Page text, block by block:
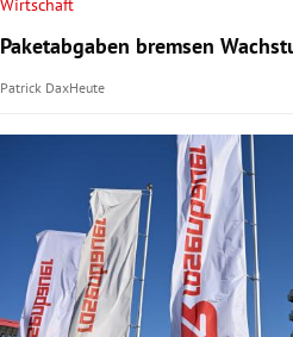
Wirtschaft
Paketabgaben bremsen
Patrick DaxHeute